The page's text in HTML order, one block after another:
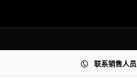
联系销售人员